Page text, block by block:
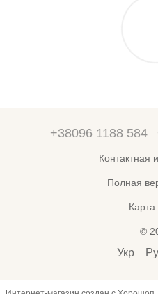
+38096 1188 584
Контактная
Полная
Карта
©
Укр